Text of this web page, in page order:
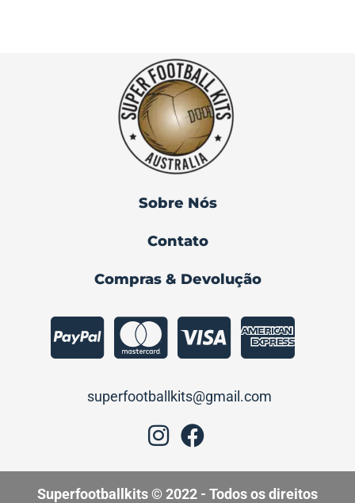
Manchester United 2011/13 Away Nike #10 Rooney ( S )
Sobre Nós
Contato
Compras & Devolução
superfootballkits@gmail.com
Superfootballkits© 2022 - Todos os direitos